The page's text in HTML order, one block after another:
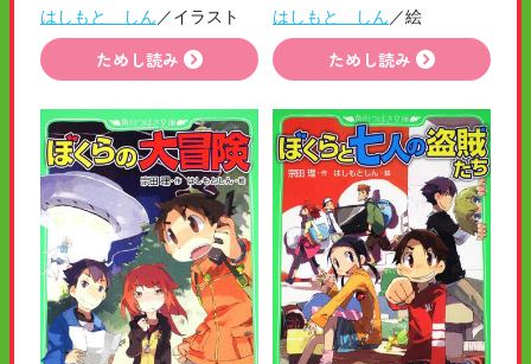
はしもと しん ／イラスト
ためし読み
はしもと しん ／絵
ためし読み